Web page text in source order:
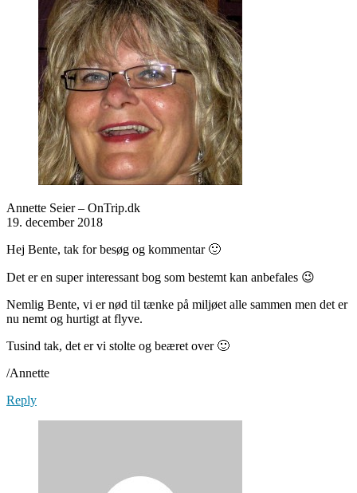
Annette Seier – OnTrip.dk
19. december 2018
Hej Bente, tak for besøg og kommentar 🙂
Det er en super interessant bog som bestemt kan anbefales 😉
Nemlig Bente, vi er nød til tænke på miljøet alle sammen men det er
nu nemt og hurtigt at flyve.
Tusind tak, det er vi stolte og beæret over 🙂
/Annette
Reply